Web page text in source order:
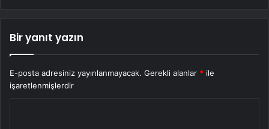
Bir yanıt yazın
E-posta adresiniz yayınlanmayacak. Gerekli alanlar * ile
işaretlenmişlerdir